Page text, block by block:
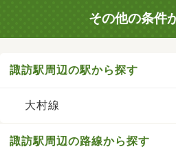
その他の条件
諏訪駅周辺の駅から探す
大村線
諏訪駅周辺の路線から探す